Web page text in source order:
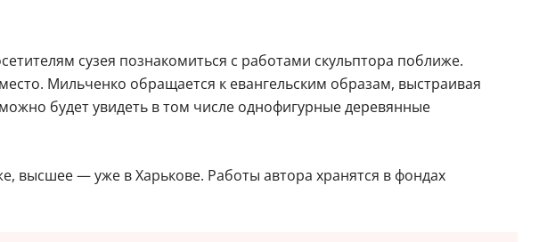
сузея познакомиться с работами скульптора поближе.
Мильченко обращается к евангельским образам, выстраивая
будет увидеть в том числе однофигурные деревянные
высшее — уже в Харькове. Работы автора хранятся в фондах